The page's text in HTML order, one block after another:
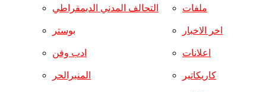
التحالف المدني الديمقراطي
بوستر
ادب وفن
المنبرالحر
ملفات
اخر الاخبار
اعلانات
كاريكاتير